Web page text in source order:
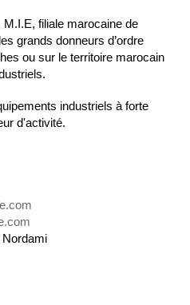
M.I.E, filiale marocaine de
grands donneurs d’ordre
ou sur le territoire marocain
industriels à forte
d'activité.
Nordami